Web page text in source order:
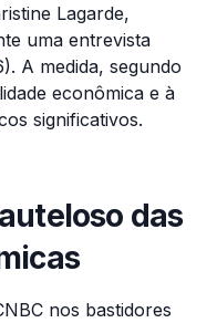
Lagarde,
uma entrevista
A medida, segundo
econômica e à
significativos.
das
nos bastidores